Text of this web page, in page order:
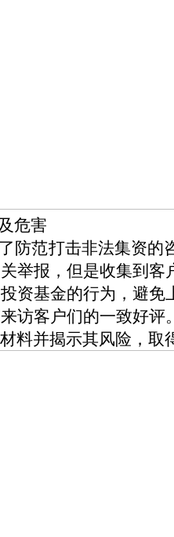
危害
防范打击非法集资
报，但是收集到客
基金的行为，避免
访客户们的一致好
料并揭示其风险，取